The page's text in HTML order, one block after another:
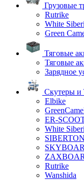
Грузовые
Rutrike
White
Green
Тяговые
Тяговые
Зарядное
Скутеры и
Elbike
ER-
White
SIBERTON
Rutrike
Wanshida